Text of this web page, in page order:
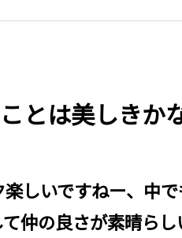
とは美しきか
しいですねー、中
仲の良さが素晴ら